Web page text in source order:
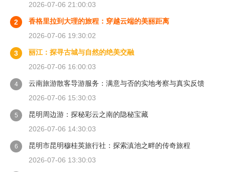
2026-07-06 21:00:03
2
香格里拉到大理的旅程：穿越云端的美丽距离
2026-07-06 19:30:02
3
丽江：探寻古城与自然的绝美交融
2026-07-06 16:00:03
4
云南旅游散客导游服务：满意与否的实地考察与真实反馈
2026-07-06 15:30:03
5
昆明周边游：探秘彩云之南的隐秘宝藏
2026-07-06 14:30:03
6
昆明市昆明穆桂英旅行社：探索滇池之畔的传奇旅程
2026-07-06 13:30:03